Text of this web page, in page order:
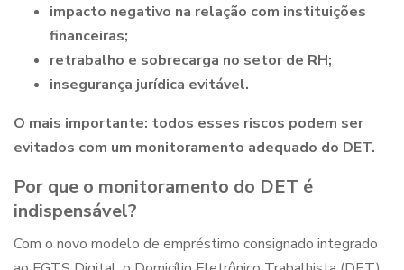
impacto negativo na relação com instituições
financeiras;
retrabalho e sobrecarga no setor de RH;
insegurança jurídica evitável.
O mais importante: todos esses riscos podem ser
evitados com um monitoramento adequado do DET.
Por que o monitoramento do DET é
indispensável?
Com o novo modelo de empréstimo consignado integrado